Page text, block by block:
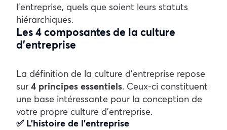
l’entreprise, quels que soient leurs statuts
hiérarchiques.
Les 4 composantes de la culture
d’entreprise
La définition de la culture d’entreprise repose
sur 4 principes essentiels. Ceux-ci constituent
une base intéressante pour la conception de
votre propre culture d’entreprise.
✅ L’histoire de l’entreprise